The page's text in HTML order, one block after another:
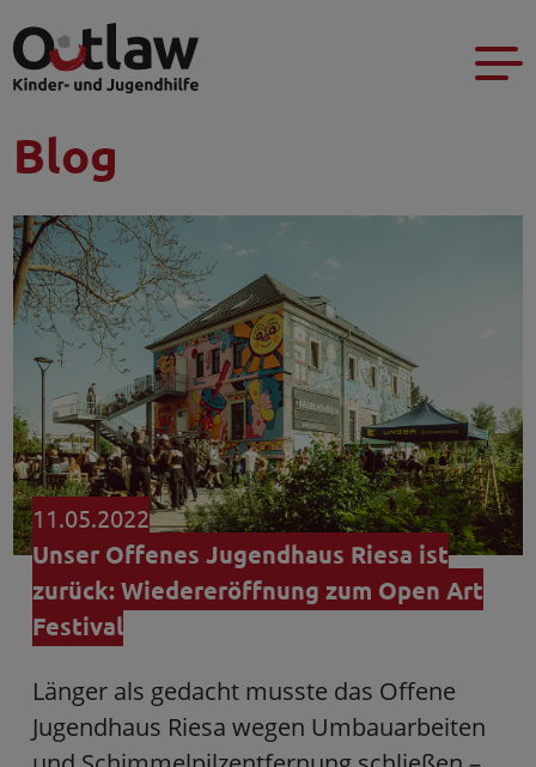
Blog
11.05.2022
Unser Offenes Jugendhaus Riesa ist
zurück: Wiedereröffnung zum Open Art
Festival
Länger als gedacht musste das Offene
Jugendhaus Riesa wegen Umbauarbeiten